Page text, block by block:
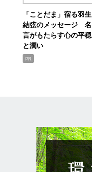
「ことだま」宿る羽生
結弦のメッセージ 名
言がもたらす心の平穏
と潤い
PR